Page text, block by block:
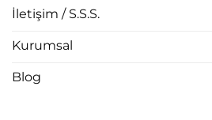
İletişim / S.S.S.
Kurumsal
Blog